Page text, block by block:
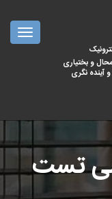
و بختیاری
نگری
تست